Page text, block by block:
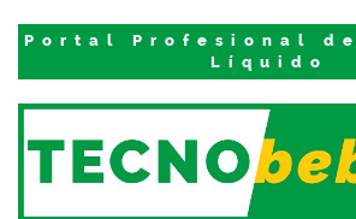
Portal Profesional de
Líquido